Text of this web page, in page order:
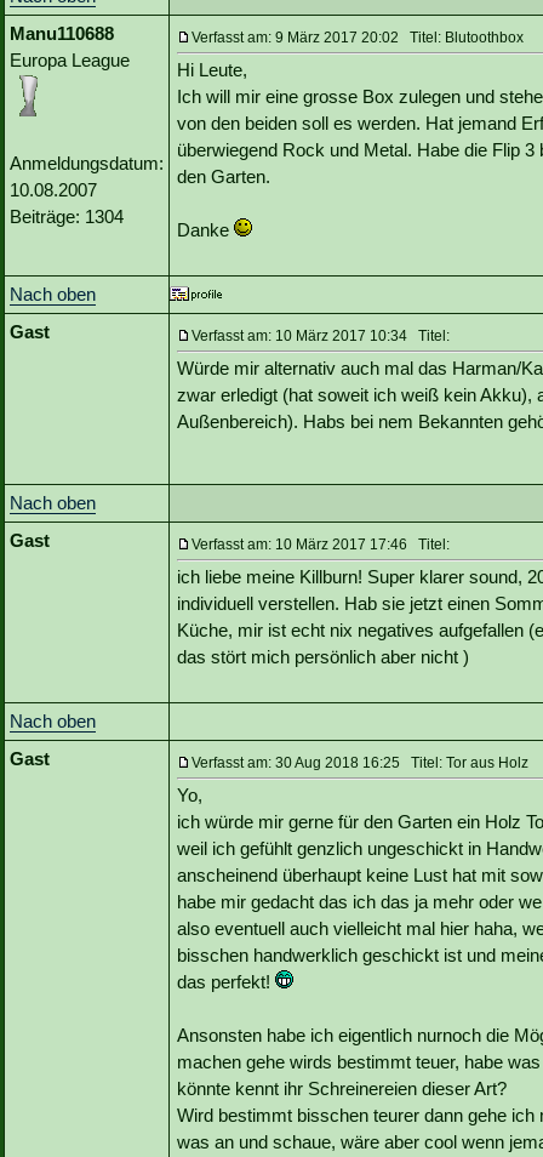
Manu110688
Europa League
Anmeldungsdatum:
10.08.2007
Beiträge: 1304
Verfasst am: 9 März 2017 20:02 Titel: Blutoothbox
Hi Leute,
Ich will mir eine grosse Box zulegen und
von den beiden soll es werden. Hat jemand
überwiegend Rock und Metal. Habe die Flip
den Garten.
Danke
Nach oben
Gast
Verfasst am: 10 März 2017 10:34 Titel:
Würde mir alternativ auch mal das Harman/
zwar erledigt (hat soweit ich weiß kein
Außenbereich). Habs bei nem Bekannten
Nach oben
Gast
Verfasst am: 10 März 2017 17:46 Titel:
ich liebe meine Killburn! Super klarer sound,
individuell verstellen. Hab sie jetzt einen
Küche, mir ist echt nix negatives aufgefallen
das stört mich persönlich aber nicht )
Nach oben
Gast
Verfasst am: 30 Aug 2018 16:25 Titel: Tor aus Holz
Yo,
ich würde mir gerne für den Garten ein Holz
weil ich gefühlt genzlich ungeschickt in
anscheinend überhaupt keine Lust hat mit
habe mir gedacht das ich das ja mehr oder
also eventuell auch vielleicht mal hier haha,
bisschen handwerklich geschickt ist und
das perfekt!
Ansonsten habe ich eigentlich nurnoch die
machen gehe wirds bestimmt teuer, habe
könnte kennt ihr Schreinereien dieser Art?
Wird bestimmt bisschen teurer dann gehe
was an und schaue, wäre aber cool wenn